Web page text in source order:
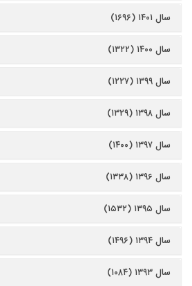
سال ۱۴۰۱ (۱۶۹۶)
سال ۱۴۰۰ (۱۳۲۲)
سال ۱۳۹۹ (۱۲۲۷)
سال ۱۳۹۸ (۱۳۲۹)
سال ۱۳۹۷ (۱۴۰۰)
سال ۱۳۹۶ (۱۳۳۸)
سال ۱۳۹۵ (۱۵۳۲)
سال ۱۳۹۴ (۱۴۹۶)
سال ۱۳۹۳ (۱۰۸۴)